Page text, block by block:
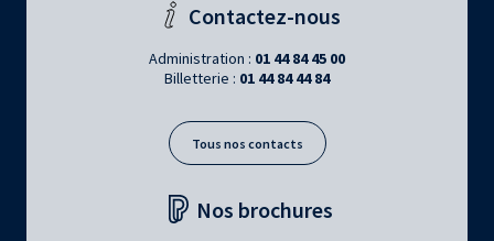
Contactez-nous
Administration : 01 44 84 45 00
Billetterie : 01 44 84 44 84
Tous nos contacts
Nos brochures